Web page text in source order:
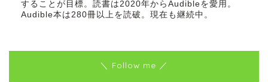
することが目標。読書は2020年からAudibleを愛用。
Audible本は280冊以上を読破。現在も継続中。
＼ Follow me ／